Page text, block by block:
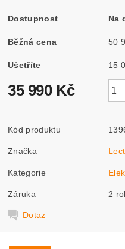
Dostupnost Na
Běžná cena 50
Ušetříte 15
35 990 Kč
Kód produktu
Značka
Kategorie
Záruka 2
Dotaz